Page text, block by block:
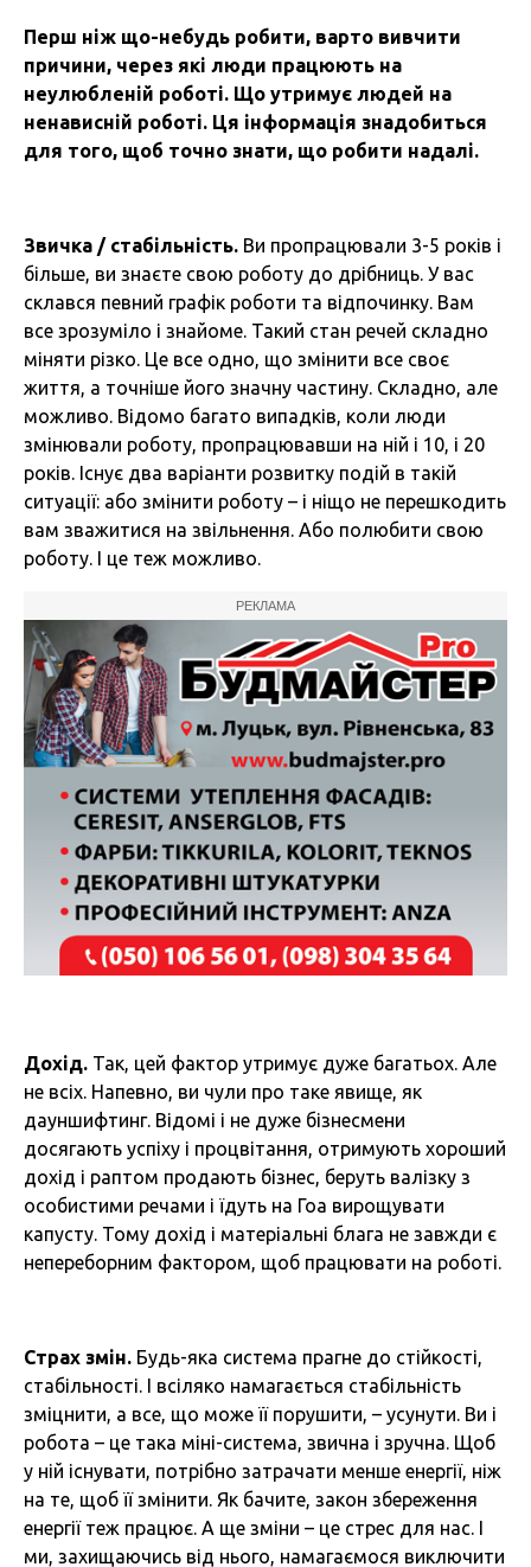
Перш ніж що-небудь робити, варто вивчити
причини, через які люди працюють на
неулюбленій роботі. Що утримує людей на
ненависній роботі. Ця інформація знадобиться
для того, щоб точно знати, що робити надалі.
Звичка / стабільність. Ви пропрацювали 3-5 років і
більше, ви знаєте свою роботу до дрібниць. У вас
склався певний графік роботи та відпочинку. Вам
все зрозуміло і знайоме. Такий стан речей складно
міняти різко. Це все одно, що змінити все своє
життя, а точніше його значну частину. Складно, але
можливо. Відомо багато випадків, коли люди
змінювали роботу, пропрацювавши на ній і 10, і 20
років. Існує два варіанти розвитку подій в такій
ситуації: або змінити роботу – і ніщо не перешкодить
вам зважитися на звільнення. Або полюбити свою
роботу. І це теж можливо.
РЕКЛАМА
Дохід. Так, цей фактор утримує дуже багатьох. Але
не всіх. Напевно, ви чули про таке явище, як
дауншифтинг. Відомі і не дуже бізнесмени
досягають успіху і процвітання, отримують хороший
дохід і раптом продають бізнес, беруть валізку з
особистими речами і їдуть на Гоа вирощувати
капусту. Тому дохід і матеріальні блага не завжди є
непереборним фактором, щоб працювати на роботі.
Страх змін. Будь-яка система прагне до стійкості,
стабільності. І всіляко намагається стабільність
зміцнити, а все, що може її порушити, – усунути. Ви і
робота – це така міні-система, звична і зручна. Щоб
у ній існувати, потрібно затрачати менше енергії, ніж
на те, щоб її змінити. Як бачите, закон збереження
енергії теж працює. А ще зміни – це стрес для нас. І
ми, захищаючись від нього, намагаємося виключити